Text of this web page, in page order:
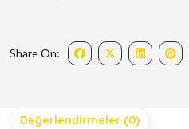
Share On:
Değerlendirmeler (0)